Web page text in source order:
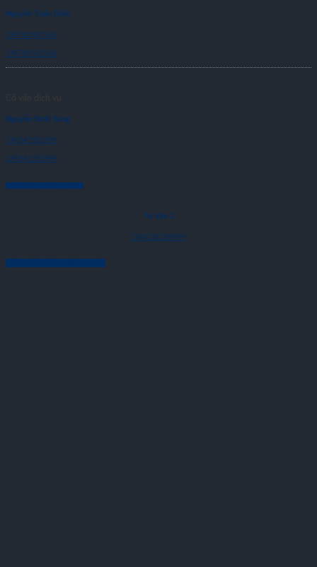
Nguyễn Tuấn Diễn
0978592526
0978592526
Nguyễn Đình Sáng
0934550399
0934550399
Tư vấn 1
02432039899